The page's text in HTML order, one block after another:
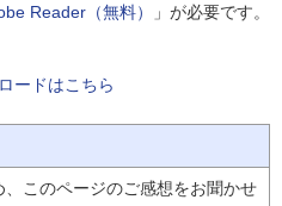
Reader（無料） 」が必要です。
ードはこちら
このページのご感想をお聞かせ